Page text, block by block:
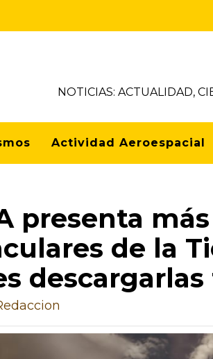
NOTICIAS: ACTUALIDAD,
Actividad Aeroespacial
presenta
de la
descargarlas